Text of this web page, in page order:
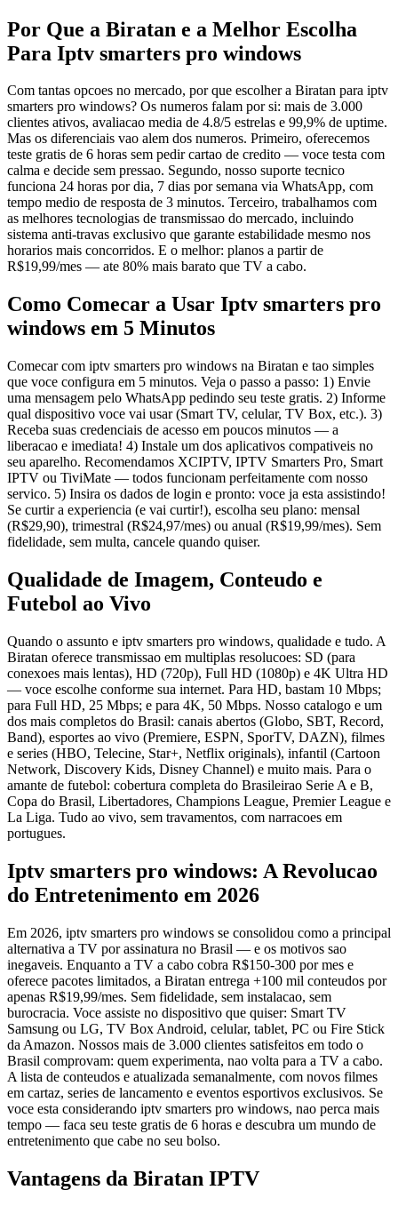
Por Que a Biratan e a Melhor Escolha
Para Iptv smarters pro windows
Com tantas opcoes no mercado, por que escolher a Biratan para iptv
smarters pro windows? Os numeros falam por si: mais de 3.000
clientes ativos, avaliacao media de 4.8/5 estrelas e 99,9% de uptime.
Mas os diferenciais vao alem dos numeros. Primeiro, oferecemos
teste gratis de 6 horas sem pedir cartao de credito — voce testa com
calma e decide sem pressao. Segundo, nosso suporte tecnico
funciona 24 horas por dia, 7 dias por semana via WhatsApp, com
tempo medio de resposta de 3 minutos. Terceiro, trabalhamos com
as melhores tecnologias de transmissao do mercado, incluindo
sistema anti-travas exclusivo que garante estabilidade mesmo nos
horarios mais concorridos. E o melhor: planos a partir de
R$19,99/mes — ate 80% mais barato que TV a cabo.
Como Comecar a Usar Iptv smarters pro
windows em 5 Minutos
Comecar com iptv smarters pro windows na Biratan e tao simples
que voce configura em 5 minutos. Veja o passo a passo: 1) Envie
uma mensagem pelo WhatsApp pedindo seu teste gratis. 2) Informe
qual dispositivo voce vai usar (Smart TV, celular, TV Box, etc.). 3)
Receba suas credenciais de acesso em poucos minutos — a
liberacao e imediata! 4) Instale um dos aplicativos compativeis no
seu aparelho. Recomendamos XCIPTV, IPTV Smarters Pro, Smart
IPTV ou TiviMate — todos funcionam perfeitamente com nosso
servico. 5) Insira os dados de login e pronto: voce ja esta assistindo!
Se curtir a experiencia (e vai curtir!), escolha seu plano: mensal
(R$29,90), trimestral (R$24,97/mes) ou anual (R$19,99/mes). Sem
fidelidade, sem multa, cancele quando quiser.
Qualidade de Imagem, Conteudo e
Futebol ao Vivo
Quando o assunto e iptv smarters pro windows, qualidade e tudo. A
Biratan oferece transmissao em multiplas resolucoes: SD (para
conexoes mais lentas), HD (720p), Full HD (1080p) e 4K Ultra HD
— voce escolhe conforme sua internet. Para HD, bastam 10 Mbps;
para Full HD, 25 Mbps; e para 4K, 50 Mbps. Nosso catalogo e um
dos mais completos do Brasil: canais abertos (Globo, SBT, Record,
Band), esportes ao vivo (Premiere, ESPN, SporTV, DAZN), filmes
e series (HBO, Telecine, Star+, Netflix originals), infantil (Cartoon
Network, Discovery Kids, Disney Channel) e muito mais. Para o
amante de futebol: cobertura completa do Brasileirao Serie A e B,
Copa do Brasil, Libertadores, Champions League, Premier League e
La Liga. Tudo ao vivo, sem travamentos, com narracoes em
portugues.
Iptv smarters pro windows: A Revolucao
do Entretenimento em 2026
Em 2026, iptv smarters pro windows se consolidou como a principal
alternativa a TV por assinatura no Brasil — e os motivos sao
inegaveis. Enquanto a TV a cabo cobra R$150-300 por mes e
oferece pacotes limitados, a Biratan entrega +100 mil conteudos por
apenas R$19,99/mes. Sem fidelidade, sem instalacao, sem
burocracia. Voce assiste no dispositivo que quiser: Smart TV
Samsung ou LG, TV Box Android, celular, tablet, PC ou Fire Stick
da Amazon. Nossos mais de 3.000 clientes satisfeitos em todo o
Brasil comprovam: quem experimenta, nao volta para a TV a cabo.
A lista de conteudos e atualizada semanalmente, com novos filmes
em cartaz, series de lancamento e eventos esportivos exclusivos. Se
voce esta considerando iptv smarters pro windows, nao perca mais
tempo — faca seu teste gratis de 6 horas e descubra um mundo de
entretenimento que cabe no seu bolso.
Vantagens da Biratan IPTV